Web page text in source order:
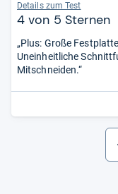
Details zum Test
4 von 5 Sternen
„Plus: Große
Uneinheitliche
Mitschneiden.“